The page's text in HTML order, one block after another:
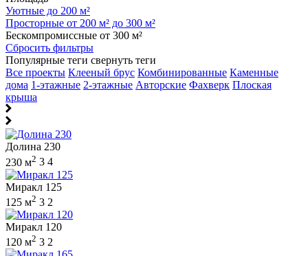
Уютные до 200 м²
Просторные от 200 м² до 300 м²
Бескомпромиссные от 300 м²
Сбросить фильтры
Популярные теги свернуть теги
Все проекты Клееный брус Комбинированные Каменные
дома 1-этажные 2-этажные Авторские Фахверк Плоская
крыша
Долина 230
230 м2 3 4
Миракл 125
125 м2 3 2
Миракл 120
120 м2 3 2